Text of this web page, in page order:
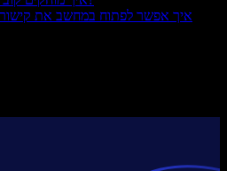
איך אפשר לפתוח במחשב את